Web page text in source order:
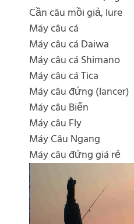
Cần câu mồi giả, lure
Máy câu cá
Máy câu cá Daiwa
Máy câu cá Shimano
Máy câu cá Tica
Máy câu đứng (lancer)
Máy câu Biển
Máy câu Fly
Máy Câu Ngang
Máy câu đứng giá rẻ